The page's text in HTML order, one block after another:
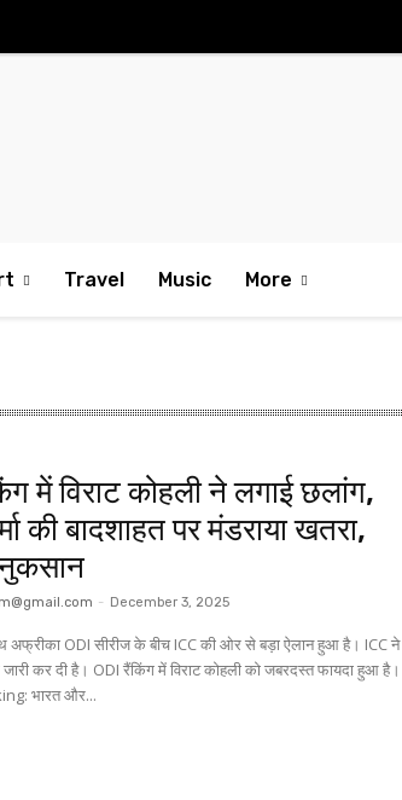
Travel Music More
में विराट कोहली ने लगाई छलांग,
की बादशाहत पर मंडराया खतरा,
- December 3, 2025
अफ्रीका ODI सीरीज के बीच ICC की ओर से बड़ा ऐलान हुआ है। ICC ने
कर दी है। ODI रैंकिंग में विराट कोहली को जबरदस्त फायदा हुआ है।
भारत और...